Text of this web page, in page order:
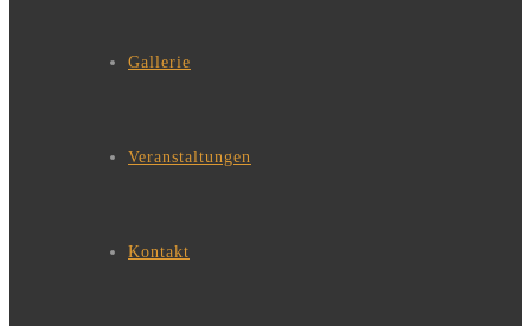
Gallerie
Veranstaltungen
Kontakt